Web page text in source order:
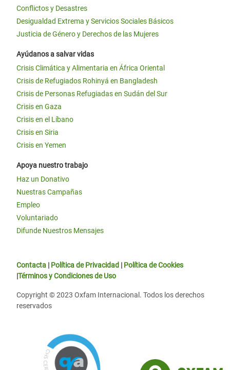
Conflictos y Desastres
Desigualdad Extrema y Servicios Sociales Básicos
Justicia de Género y Derechos de las Mujeres
Ayúdanos a salvar vidas
Crisis Climática y Alimentaria en África Oriental
Crisis de Refugiados Rohinyá en Bangladesh
Crisis de Personas Refugiadas en Sudán del Sur
Crisis en Gaza
Crisis en el Líbano
Crisis en Siria
Crisis en Yemen
Apoya nuestro trabajo
Haz un Donativo
Nuestras Campañas
Empleo
Voluntariado
Difunde Nuestros Mensajes
Contacta | Política de Privacidad | Política de Cookies
|Términos y Condiciones de Uso
Copyright © 2023 Oxfam Internacional. Todos los derechos
reservados